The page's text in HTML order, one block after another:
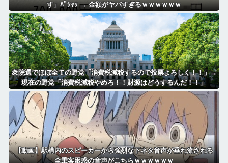
す」ﾊﾟｼｬｯ → 金額がヤバすぎるｗｗｗｗｗｗ
衆院選でほぼ全ての野党「消費税減税するので投票よろしく！！」→
現在の野党「消費税減税やめろ！！財源はどうするんだ！！」
【動画】駅構内のスピーカーから強烈な下ネタ音声が垂れ流される
全乗客困惑の音声がこちらｗｗｗｗｗｗ